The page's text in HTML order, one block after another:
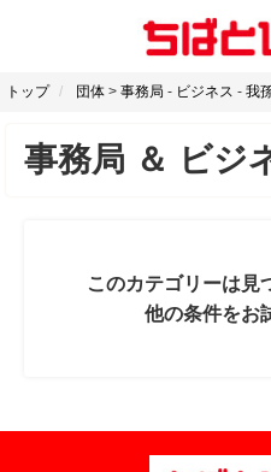
トップ 団体 > 事務局 - ビジネス - 我
事務局 ＆ ビジ
このカテゴリーは見
他の条件をお